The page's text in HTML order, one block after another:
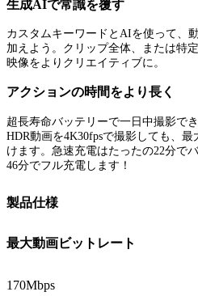
生成AIで常識を覆す
カスタムキーワードとAIを使って、
加えよう。クリップ全体、または特
映像をよりクリエイティブに。
アクションの時間をより長く
超長寿命バッテリーで一日中撮影で
HDR動画を4K30fpsで撮影しても、
けます。急速充電はたったの22分で
46分でフル充電します！
製品仕様
最大動画ビットレート
170Mbps